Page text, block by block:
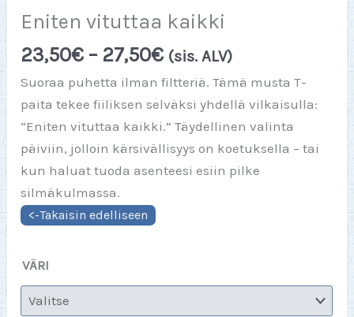
Eniten vituttaa kaikki
23,50€ – 27,50€Hintaluokka:
23,50€
-
27,50€
(sis. ALV)
Suoraa puhetta ilman filtteriä. Tämä musta T-
paita tekee fiiliksen selväksi yhdellä vilkaisulla:
“Eniten vituttaa kaikki.” Täydellinen valinta
päiviin, jolloin kärsivällisyys on koetuksella – tai
kun haluat tuoda asenteesi esiin pilke
silmäkulmassa.
VÄRI